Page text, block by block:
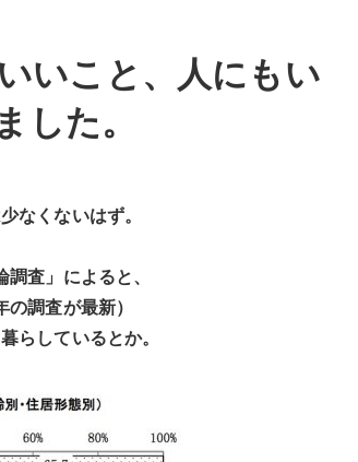
いこと、人にもい
した。
なくないはず。
査」によると、
の調査が最新）
らしているとか。